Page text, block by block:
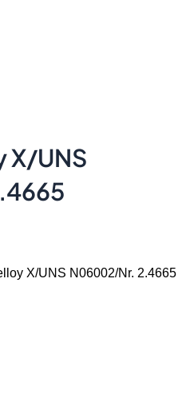
X/UNS
X/UNS N06002/Nr. 2.4665